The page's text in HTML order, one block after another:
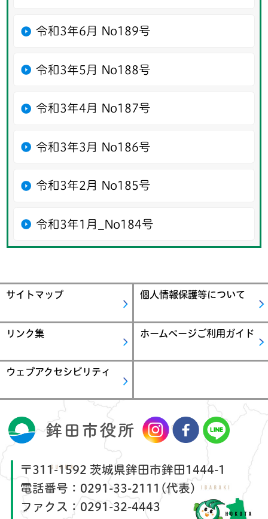
令和3年6月 No189号
令和3年5月 No188号
令和3年4月 No187号
令和3年3月 No186号
令和3年2月 No185号
令和3年1月_No184号
サイトマップ 個人情報保護等について
リンク集 ホームページご利用ガイド
ウェブアクセシビリティ
〒311-1592 茨城県鉾田市鉾田1444-1
電話番号： 0291-33-2111(代表)
ファクス： 0291-32-4443